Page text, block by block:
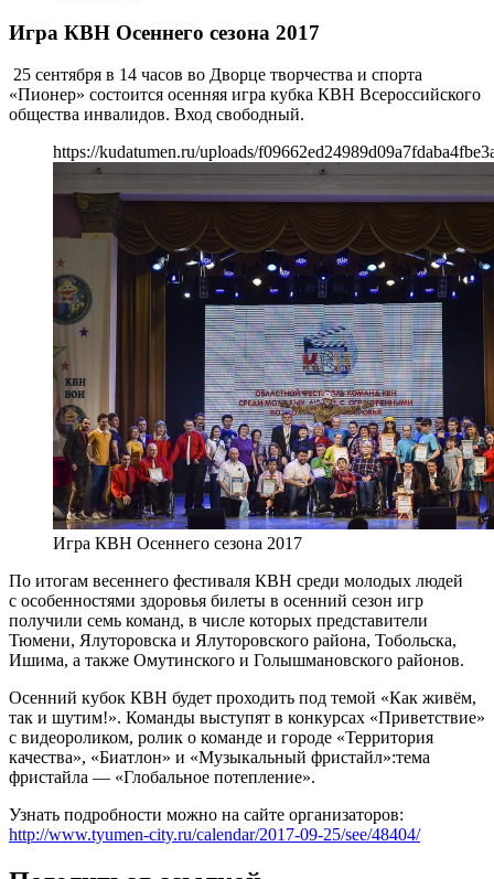
Игра КВН Осеннего сезона 2017
25 сентября в 14 часов во Дворце творчества и спорта
«Пионер» состоится осенняя игра кубка КВН Всероссийского
общества инвалидов. Вход свободный.
https://kudatumen.ru/uploads/
Игра КВН Осеннего сезона 2017
По итогам весеннего фестиваля КВН среди молодых людей
с особенностями здоровья билеты в осенний сезон игр
получили семь команд, в числе которых представители
Тюмени, Ялуторовска и Ялуторовского района, Тобольска,
Ишима, а также Омутинского и Голышмановского районов.
Осенний кубок КВН будет проходить под темой «Как живём,
так и шутим!». Команды выступят в конкурсах «Приветствие»
с видеороликом, ролик о команде и городе «Территория
качества», «Биатлон» и «Музыкальный фристайл»:тема
фристайла — «Глобальное потепление».
Узнать подробности можно на сайте организаторов:
http://www.tyumen-city.ru/calendar/2017-09-25/see/48404/